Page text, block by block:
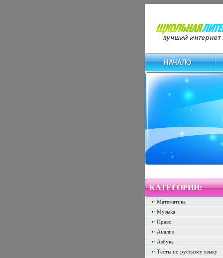
КАТЕГОРИИ:
Математика
Музыка
Право
Анализ
Азбука
Тесты по русскому языку